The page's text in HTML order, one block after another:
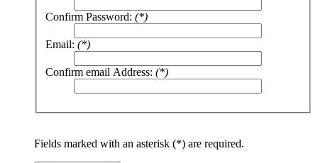
Confirm Password: (*)
Email: (*)
Confirm email Address: (*)
Fields marked with an asterisk (*) are required.